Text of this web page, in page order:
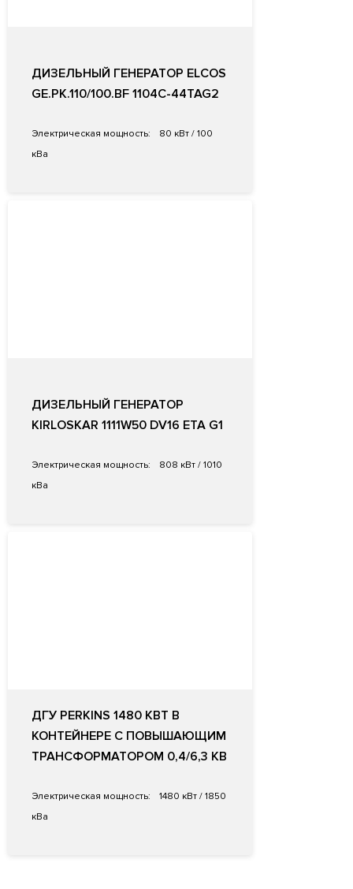
ДИЗЕЛЬНЫЙ ГЕНЕРАТОР ELCOS
GE.PK.110/100.BF 1104C-44TAG2
Электрическая мощность:
80 кВт / 100
кВа
ДИЗЕЛЬНЫЙ ГЕНЕРАТОР
KIRLOSKAR 1111W50 DV16 ETA G1
Электрическая мощность:
808 кВт / 1010
кВа
ДГУ PERKINS 1480 КВТ В
КОНТЕЙНЕРЕ С ПОВЫШАЮЩИМ
ТРАНСФОРМАТОРОМ 0,4/6,3 КВ
Электрическая мощность:
1480 кВт / 1850
кВа